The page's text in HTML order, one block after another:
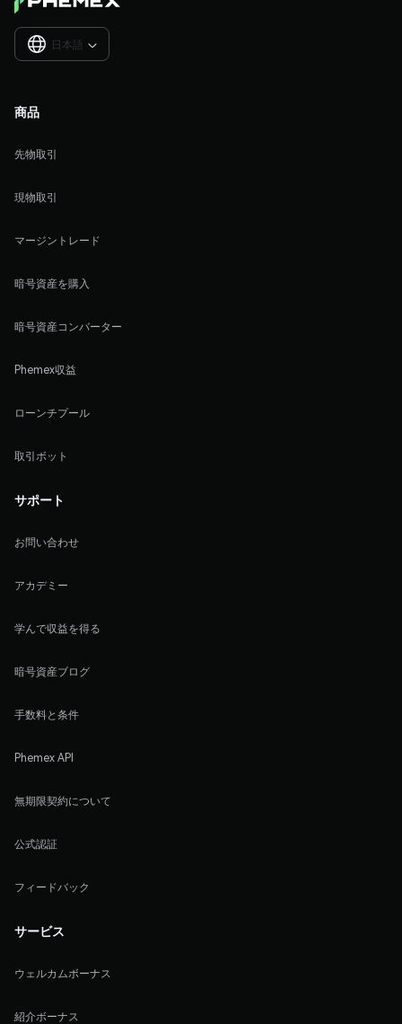
日本語 
商品
先物取引
現物取引
マージントレード
暗号資産を購入
暗号資産コンバーター
Phemex収益
ローンチプール
取引ボット
サポート
お問い合わせ
アカデミー
学んで収益を得る
暗号資産ブログ
手数料と条件
Phemex API
無期限契約について
公式認証
フィードバック
サービス
ウェルカムボーナス
紹介ボーナス